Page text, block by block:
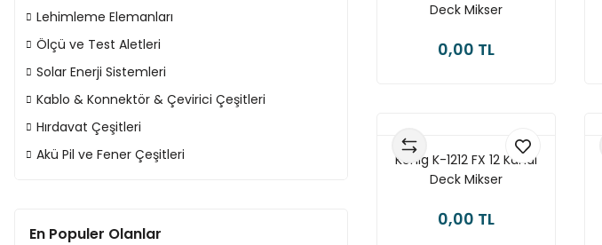
Lehimleme Elemanları
Ölçü ve Test Aletleri
Solar Enerji Sistemleri
Kablo & Konnektör & Çevirici Çeşitleri
Hırdavat Çeşitleri
Akü Pil ve Fener Çeşitleri
En Populer Olanlar
Deck Mikser
0,00 TL
König K-1212 FX 12 Kanal
Deck Mikser
0,00 TL